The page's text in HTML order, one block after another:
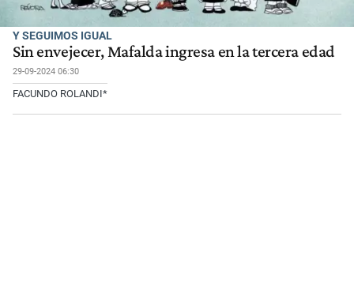
Y SEGUIMOS IGUAL
Sin envejecer, Mafalda ingresa en la tercera edad
29-09-2024 06:30
FACUNDO ROLANDI*